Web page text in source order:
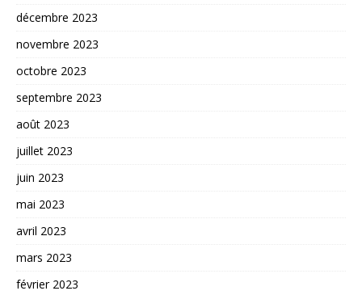
décembre 2023
novembre 2023
octobre 2023
septembre 2023
août 2023
juillet 2023
juin 2023
mai 2023
avril 2023
mars 2023
février 2023